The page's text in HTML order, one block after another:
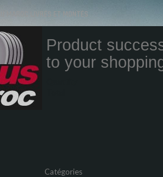
MAROC LIVRÉS ET MONTÉS
Product
to your
Catégories